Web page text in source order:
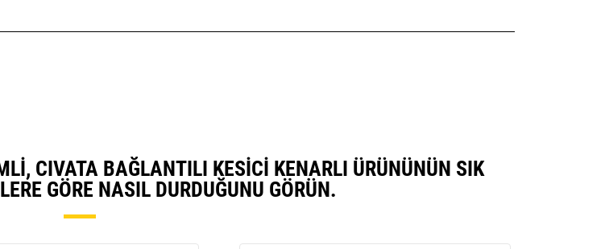
CIVATA BAĞLANTILI KESICI KENARLI ÜRÜNÜNÜN SIK
GÖRE NASIL DURDUĞUNU GÖRÜN.